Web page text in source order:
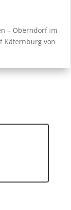
– Oberndorf im
Käfernburg von